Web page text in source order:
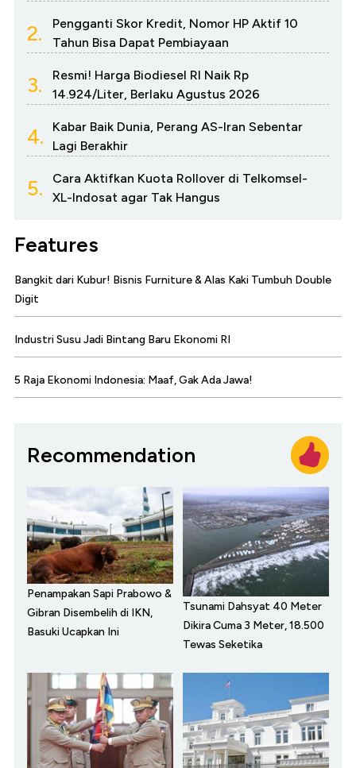
2.
Pengganti Skor Kredit, Nomor HP Aktif 10
Tahun Bisa Dapat Pembiayaan
3.
Resmi! Harga Biodiesel RI Naik Rp
14.924/Liter, Berlaku Agustus 2026
4.
Kabar Baik Dunia, Perang AS-Iran Sebentar
Lagi Berakhir
5.
Cara Aktifkan Kuota Rollover di Telkomsel-
XL-Indosat agar Tak Hangus
Features
Bangkit dari Kubur! Bisnis Furniture & Alas Kaki Tumbuh Double
Digit
Industri Susu Jadi Bintang Baru Ekonomi RI
5 Raja Ekonomi Indonesia: Maaf, Gak Ada Jawa!
Recommendation
Penampakan Sapi Prabowo &
Gibran Disembelih di IKN,
Basuki Ucapkan Ini
Tsunami Dahsyat 40 Meter
Dikira Cuma 3 Meter, 18.500
Tewas Seketika